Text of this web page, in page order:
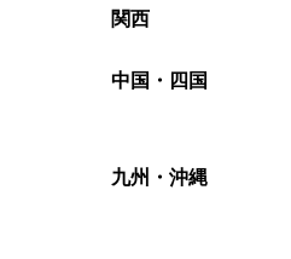
関西
中国・四国
九州・沖縄